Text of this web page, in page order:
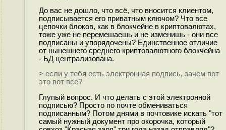
До вас не дошло, что всё, что вносится клиентом,
подписывается его приватным ключом? Что все
цепочки блоков, как в блокчейне в криптовалютах,
тоже уже не перемешаешь и не изменишь - они все
подписаны и упорядочены? Единственное отличие
от нынешнего среднего криптовалютного блокчейна
- БД централизована.
> если у тебя есть электронная подпись, зачем вот
это вот все?
Глупый вопрос. И что делать с этой электронной
подписью? Просто по почте обмениваться
подписанным? Потом днями в почтовике искать "тот
самый нужный документ про окорочка, который